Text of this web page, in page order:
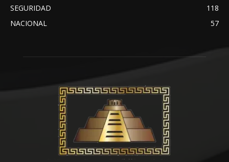
SEGURIDAD
118
NACIONAL
57